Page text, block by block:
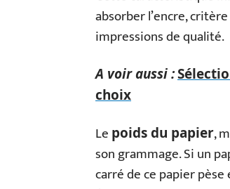
absorber l’encre,
impressions de qualité.
A voir aussi :
choix
Le poids du papier,
son grammage. Si un
carré de ce papier